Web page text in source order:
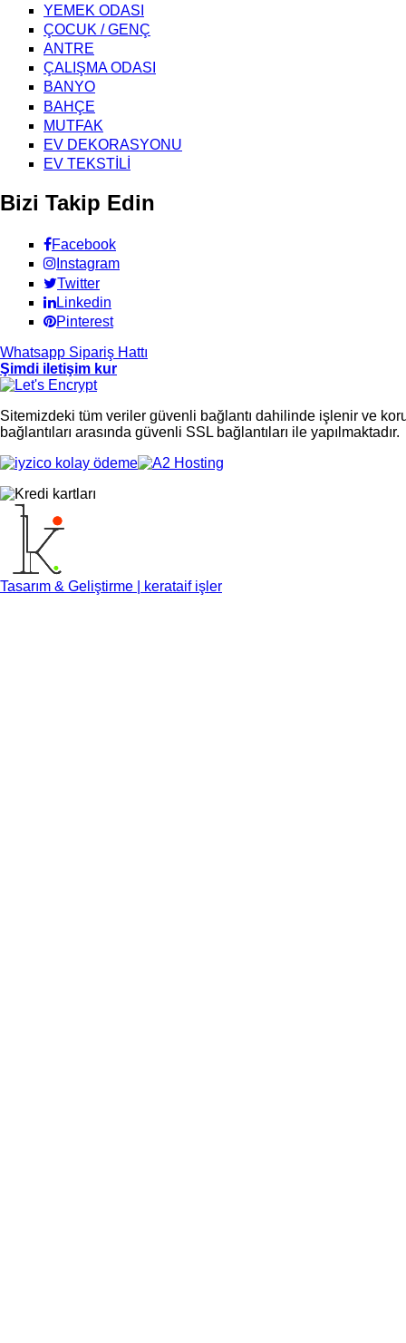
YEMEK ODASI
ÇOCUK / GENÇ
ANTRE
ÇALIŞMA ODASI
BANYO
BAHÇE
MUTFAK
EV DEKORASYONU
EV TEKSTİLİ
Bizi Takip Edin
Facebook
Instagram
Twitter
Linkedin
Pinterest
Whatsapp Sipariş Hattı
Şimdi iletişim kur
Sitemizdeki tüm veriler güvenli bağlantı dahilinde işlenir ve
bağlantıları arasında güvenli SSL bağlantıları ile yapılmaktadır.
Tasarım & Geliştirme | kerataif işler